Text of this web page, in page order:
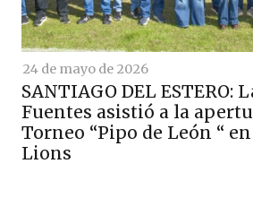
24 de mayo de 2026
SANTIAGO DEL ESTERO:
Fuentes asistió a la
Torneo “Pipo de León “
Lions